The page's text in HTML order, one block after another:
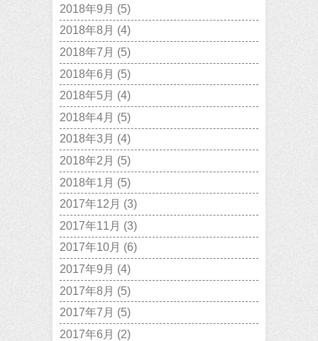
2018年9月 (5)
2018年8月 (4)
2018年7月 (5)
2018年6月 (5)
2018年5月 (4)
2018年4月 (5)
2018年3月 (4)
2018年2月 (5)
2018年1月 (5)
2017年12月 (3)
2017年11月 (3)
2017年10月 (6)
2017年9月 (4)
2017年8月 (5)
2017年7月 (5)
2017年6月 (2)